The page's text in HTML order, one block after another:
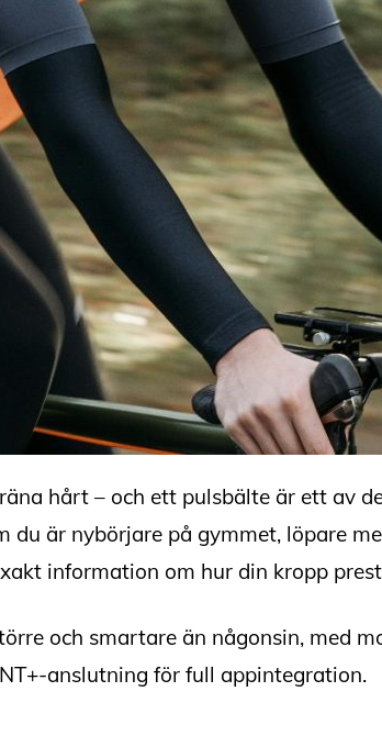
hårt – och ett pulsbälte är ett av
är nybörjare på gymmet, löpare
information om hur din kropp
och smartare än någonsin, med
anslutning för full appintegration.